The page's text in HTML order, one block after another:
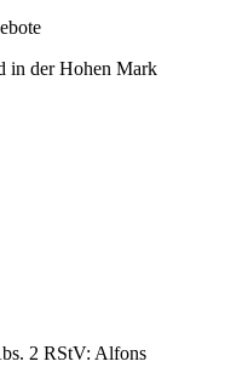
2 RStV: Alfons